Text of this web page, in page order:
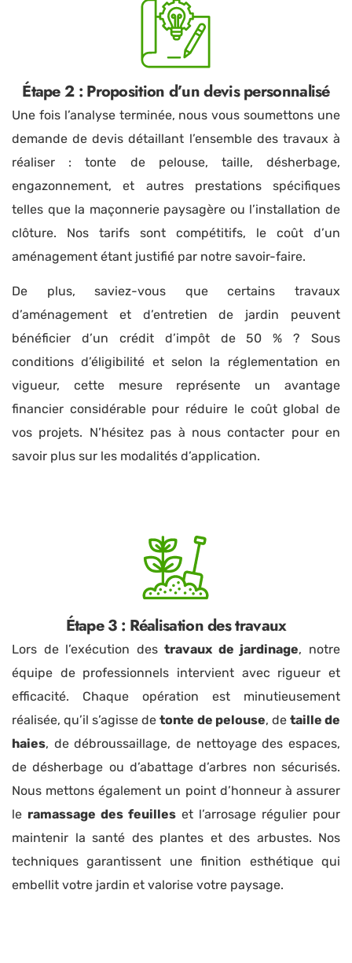
Étape 2 : Proposition d’un devis personnalisé
Une fois l’analyse terminée, nous vous soumettons une
demande de devis détaillant l’ensemble des travaux à
réaliser : tonte de pelouse, taille, désherbage,
engazonnement, et autres prestations spécifiques
telles que la maçonnerie paysagère ou l’installation de
clôture. Nos tarifs sont compétitifs, le coût d’un
aménagement étant justifié par notre savoir-faire.
De plus, saviez-vous que certains travaux
d’aménagement et d’entretien de jardin peuvent
bénéficier d’un crédit d’impôt de 50 % ? Sous
conditions d’éligibilité et selon la réglementation en
vigueur, cette mesure représente un avantage
financier considérable pour réduire le coût global de
vos projets. N’hésitez pas à nous contacter pour en
savoir plus sur les modalités d’application.
Étape 3 : Réalisation des travaux
Lors de l’exécution destravaux de jardinage, notre
équipe de professionnels intervient avec rigueur et
efficacité. Chaque opération est minutieusement
réalisée, qu’il s’agisse detonte de pelouse, de taille de
haies, de débroussaillage, de nettoyage des espaces,
de désherbage ou d’abattage d’arbres non sécurisés.
Nous mettons également un point d’honneur à assurer
le ramassage des feuilles et l’arrosage régulier pour
maintenir la santé des plantes et des arbustes. Nos
techniques garantissent une finition esthétique qui
embellit votre jardin et valorise votre paysage.